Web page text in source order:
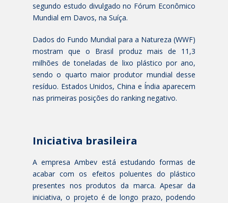
segundo estudo divulgado no Fórum Econômico
Mundial em Davos, na Suíça.
Dados do Fundo Mundial para a Natureza (WWF)
mostram que o Brasil produz mais de 11,3
milhões de toneladas de lixo plástico por ano,
sendo o quarto maior produtor mundial desse
resíduo. Estados Unidos, China e Índia aparecem
nas primeiras posições do ranking negativo.
Iniciativa brasileira
A empresa Ambev está estudando formas de
acabar com os efeitos poluentes do plástico
presentes nos produtos da marca. Apesar da
iniciativa, o projeto é de longo prazo, podendo